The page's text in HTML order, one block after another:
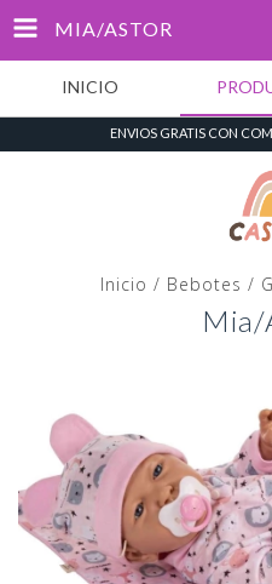
MIA/ASTOR
INICIO
ENVIOS GRATIS CON
Inicio / Bebotes /
Mia/